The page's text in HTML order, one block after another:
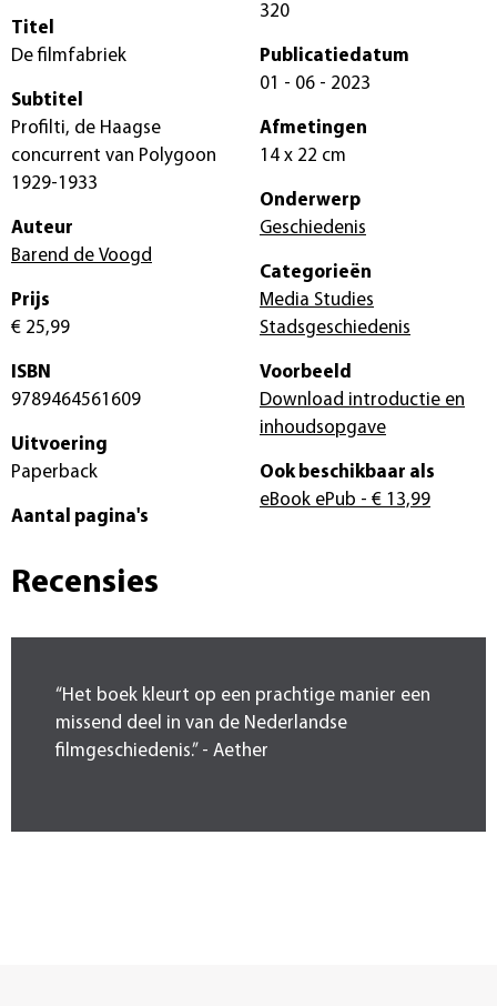
Titel
De filmfabriek
Subtitel
Profilti, de Haagse
concurrent van Polygoon
1929-1933
Auteur
Barend de Voogd
Prijs
€ 25,99
ISBN
9789464561609
Uitvoering
Paperback
Aantal pagina's
320
Publicatiedatum
01 - 06 - 2023
Afmetingen
14 x 22 cm
Onderwerp
Geschiedenis
Categorieën
Media Studies
Stadsgeschiedenis
Voorbeeld
Download introductie en
inhoudsopgave
Ook beschikbaar als
eBook ePub - € 13,99
Recensies
“Het boek kleurt op een prachtige manier een
missend deel in van de Nederlandse
filmgeschiedenis.” - Aether